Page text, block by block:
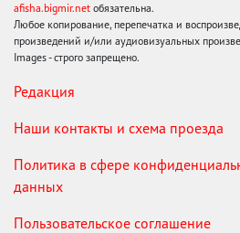
afisha.bigmir.net обязательна.
Любое копирование, перепечатка и
произведений и/или аудиовизуальных
Images - строго запрещено.
Редакция
Наши контакты и схема проезда
Политика в сфере
данных
Пользовательское соглашение